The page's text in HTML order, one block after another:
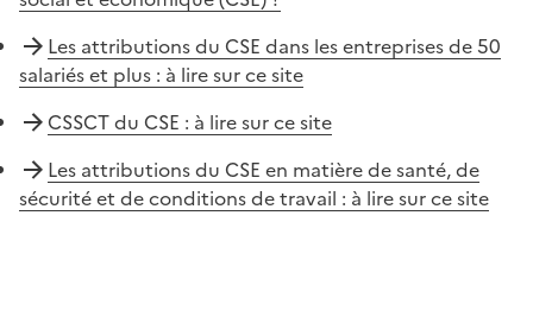
Les attributions du CSE dans les entreprises de 50
salariés et plus : à lire sur ce site
CSSCT du CSE : à lire sur ce site
Les attributions du CSE en matière de santé, de
sécurité et de conditions de travail : à lire sur ce site